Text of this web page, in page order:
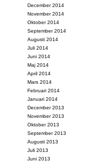
December 2014
November 2014
Oktober 2014
September 2014
Augusti 2014
Juli 2014
Juni 2014
Maj 2014
April 2014
Mars 2014
Februari 2014
Januari 2014
December 2013
November 2013
Oktober 2013
September 2013
Augusti 2013
Juli 2013
Juni 2013